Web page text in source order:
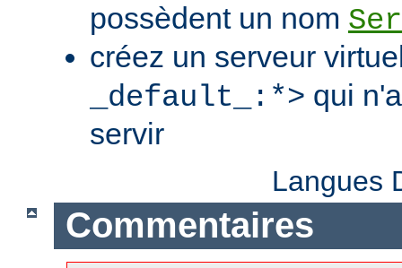
possèdent un nom
créez un serveur
_default_:*> qui
servir
Langues
Commentaires